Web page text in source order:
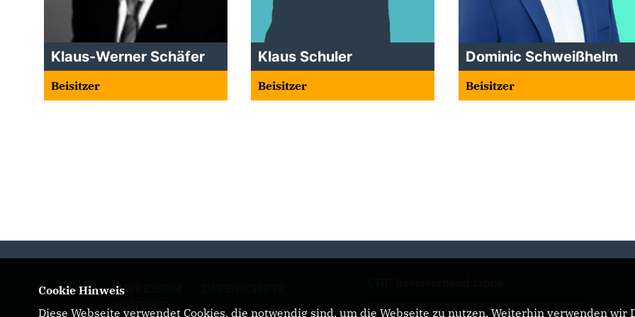
Klaus-Werner Schäfer
Beisitzer
Klaus Schuler
Beisitzer
Dominic Schweißhelm
Beisitzer
IMPRESSUM
Cookie Hinweis
Diese Webseite verwendet Cookies, die notwendig sind, um die Webseite zu nutzen. Weiterhin verwenden